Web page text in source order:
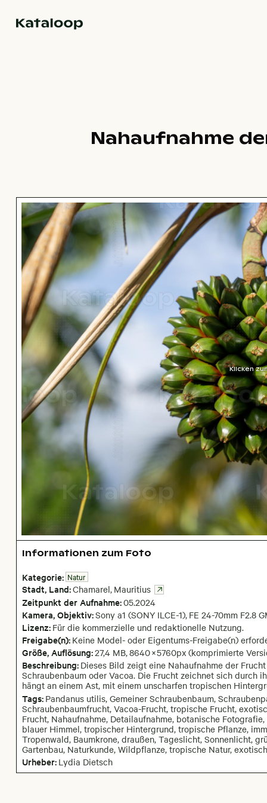
Nahaufnahme
Klicken
Informationen zum Foto
Kategorie: Natur
Stadt, Land:Chamarel, Mauritius
Zeitpunkt der Aufnahme:05.2024
Kamera, Objektiv:Sony a1 (SONY ILCE-1), FE 24-70mm F2.8
Lizenz: Für die kommerzielle und redaktionelle Nutzung.
Freigabe(n): Keine Model- oder Eigentums-Freigabe(n)
Größe, Auflösung:27,4 MB,8640×5760px (komprimierte
Beschreibung: Dieses Bild zeigt eine Nahaufnahme der
Schraubenbaum oder Vacoa. Die Frucht zeichnet sich durch
hängt an einem Ast, mit einem unscharfen tropischen
Tags: Pandanus utilis, Gemeiner Schraubenbaum,
Schraubenbaumfrucht, Vacoa-Frucht, tropische Frucht,
Frucht, Nahaufnahme, Detailaufnahme, botanische
blauer Himmel, tropischer Hintergrund, tropische Pflanze,
Tropenwald, Baumkrone, draußen, Tageslicht, Sonnenlicht,
Gartenbau, Naturkunde, Wildpflanze, tropische Natur,
Urheber: Lydia Dietsch